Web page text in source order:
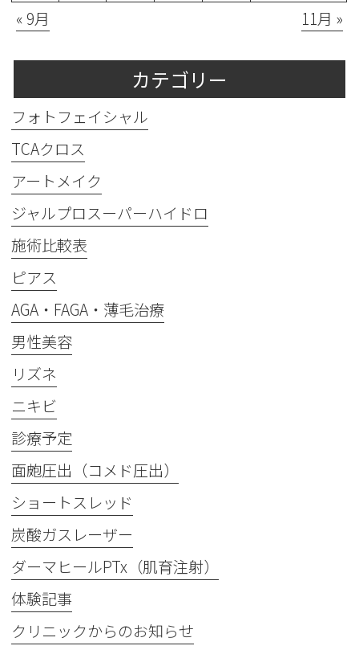
« 9月 11月 »
カテゴリー
フォトフェイシャル
TCAクロス
アートメイク
ジャルプロスーパーハイドロ
施術比較表
ピアス
AGA・FAGA・薄毛治療
男性美容
リズネ
ニキビ
診療予定
面皰圧出（コメド圧出）
ショートスレッド
炭酸ガスレーザー
ダーマヒールPTx（肌育注射）
体験記事
クリニックからのお知らせ